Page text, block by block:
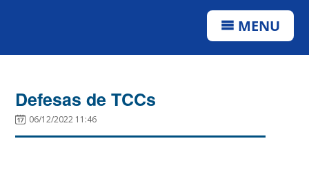
MENU
Defesas de TCCs
06/12/2022 11:46